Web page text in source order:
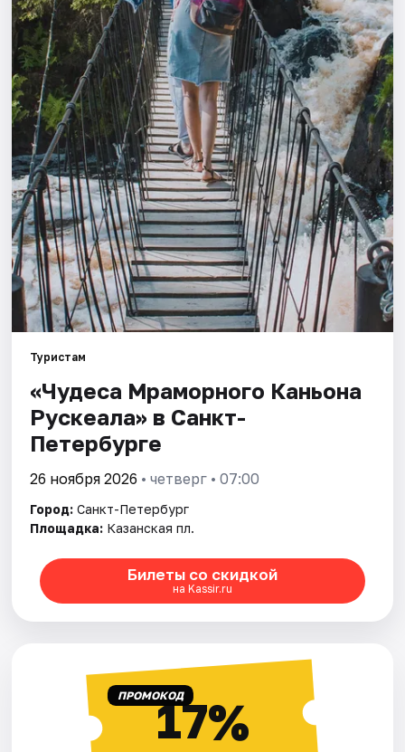
Города
Площадки
Артисты
Рейтинги
Туристам
«Чудеса Мраморного Каньона
Рускеала» в Санкт-
Петербурге
26 ноября 2026 • четверг • 07:00
Город: Санкт-Петербург
Площадка: Казанская пл.
Билеты со скидкой
на Kassir.ru
ПРОМОКОД17%